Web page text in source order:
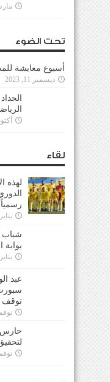
مارس
تحت الضوء
أسبوع معايشة
ديسمبر 11, 2023
أكتوبر 6,
لقاء
لهذه
يناير 13, 2026
شباب
بوابة
يناير 26, 2025
عبد
توقف
نوفمبر
حارس
نوفمبر